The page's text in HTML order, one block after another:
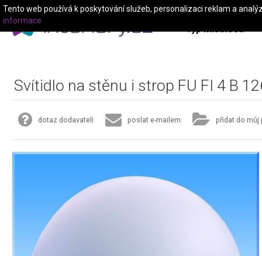
Typ místnosti
Svítidlo na stěnu i strop FU FI 4 B
dotaz dodavateli poslat e-mailem přidat do můj
Tento web používá k poskytování služeb, personalizaci reklam a
informace